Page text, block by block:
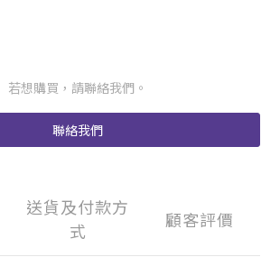
若想購買，請聯絡我們。
聯絡我們
送貨及付款方
式
顧客評價